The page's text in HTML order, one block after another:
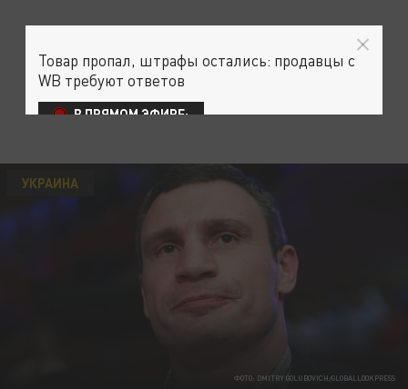
ФОТО: DMITRY GOLUBOVICH/GLOBALLOOKPRESS
УКРАИНА
Товар пропал, штрафы остались: продавцы с
WB требуют ответов
В ПРЯМОМ ЭФИРЕ: